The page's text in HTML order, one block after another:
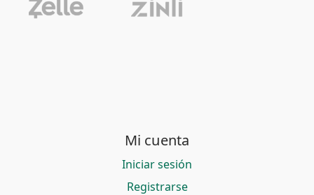
Mi cuenta
Iniciar sesión
Registrarse